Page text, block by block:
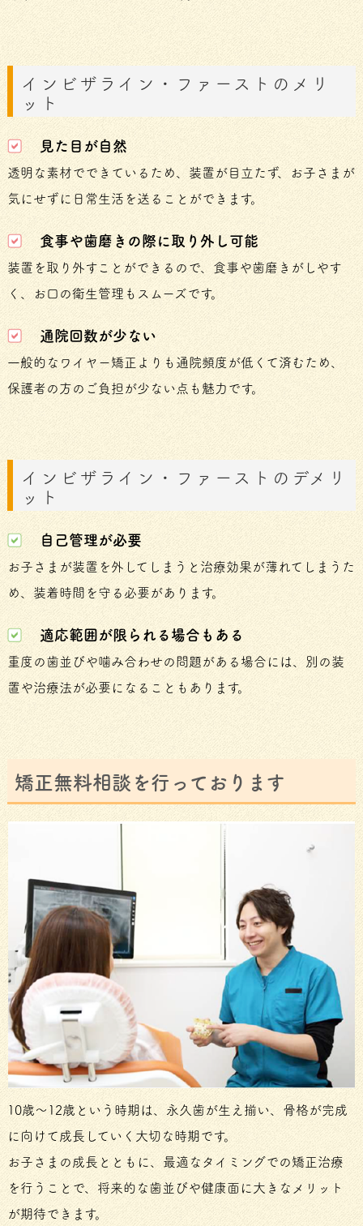
インビザライン・ファーストのメリ
ット
見た目が自然
透明な素材でできているため、装置が目立たず、お子さまが
気にせずに日常生活を送ることができます。
食事や歯磨きの際に取り外し可能
装置を取り外すことができるので、食事や歯磨きがしやす
く、お口の衛生管理もスムーズです。
通院回数が少ない
一般的なワイヤー矯正よりも通院頻度が低くて済むため、
保護者の方のご負担が少ない点も魅力です。
インビザライン・ファーストのデメリ
ット
自己管理が必要
お子さまが装置を外してしまうと治療効果が薄れてしまうた
め、装着時間を守る必要があります。
適応範囲が限られる場合もある
重度の歯並びや噛み合わせの問題がある場合には、別の装
置や治療法が必要になることもあります。
矯正無料相談を行っております
10歳～12歳という時期は、永久歯が生え揃い、骨格が完成
に向けて成長していく大切な時期です。
お子さまの成長とともに、最適なタイミングでの矯正治療
を行うことで、将来的な歯並びや健康面に大きなメリット
が期待できます。